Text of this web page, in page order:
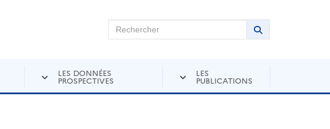
Rechercher sur Andra Inventaire Rechercher
Lancer la
LES DONNÉES
PROSPECTIVES
LES
PUBLICATIONS